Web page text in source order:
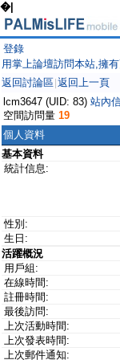
�|
登錄
用掌上論壇訪問本站,擁
返回討論區 返回上一頁
lcm3647 (UID: 83) 站內
空間訪問量 19
個人資料
基本資料
統計信息:
性別:
生日:
活躍概況
用戶組:
在線時間:
註冊時間:
最後訪問:
上次活動時間:
上次發表時間:
上次郵件通知: